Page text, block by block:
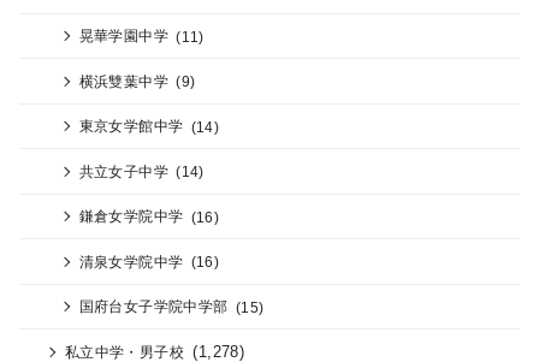
晃華学園中学 (11)
横浜雙葉中学 (9)
東京女学館中学 (14)
共立女子中学 (14)
鎌倉女学院中学 (16)
清泉女学院中学 (16)
国府台女子学院中学部 (15)
私立中学・男子校 (1,278)